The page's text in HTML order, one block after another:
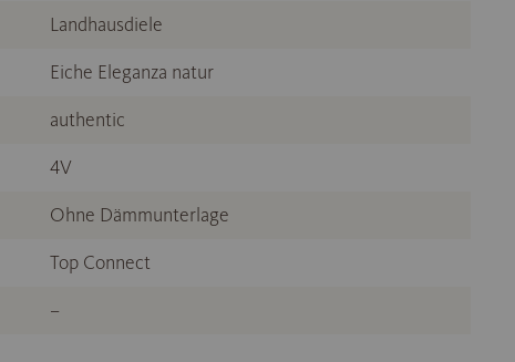
Landhausdiele
Eiche Eleganza natur
authentic
4V
Ohne Dämmunterlage
Top Connect
–